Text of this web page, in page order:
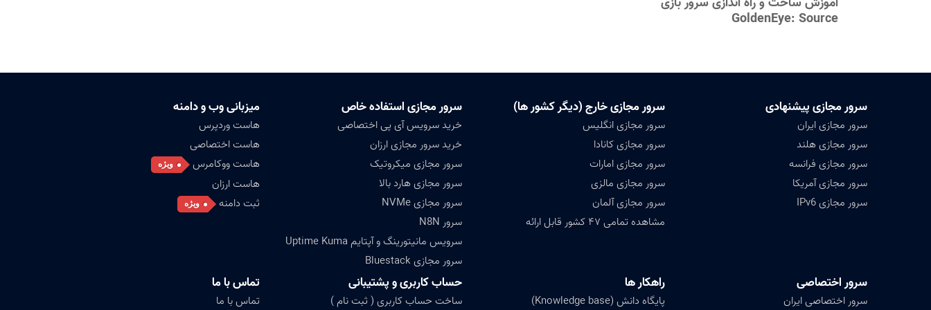
نوشته
GoldenEye: Source
سرور مجازی پیشنهادی
سرور مجازی ایران
سرور مجازی هلند
سرور مجازی فرانسه
سرور مجازی آمریکا
سرور مجازی IPv6
سرور مجازی خارج (دیگر کشور ها)
سرور مجازی انگلیس
سرور مجازی کانادا
سرور مجازی امارات
سرور مجازی مالزی
سرور مجازی آلمان
مشاهده تمامی ۴۷ کشور قابل ارائه
سرور مجازی استفاده خاص
خرید سرویس آی پی اختصاصی
خرید سرور مجازی ارزان
سرور مجازی میکروتیک
سرور مجازی هارد بالا
سرور مجازی NVMe
سرور N8N
سرویس مانیتورینگ و آپتایم Uptime Kuma
سرور مجازی Bluestack
میزبانی وب و دامنه
هاست وردپرس
هاست اختصاصی
هاست ووکامرس
ویژه
هاست ارزان
ثبت دامنه
ویژه
سرور اختصاصی
سرور اختصاصی ایران
راهکار ها
پایگاه دانش (Knowledge base)
حساب کاربری و پشتیبانی
ساخت حساب کاربری ( ثبت نام )
تماس با ما
تماس با ما